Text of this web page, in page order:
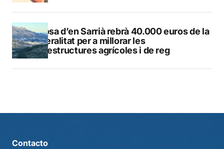
Callosa d’en Sarrià rebrà 40.000 euros de la
Generalitat per a millorar les
infraestructures agrícoles i de reg
Contacto